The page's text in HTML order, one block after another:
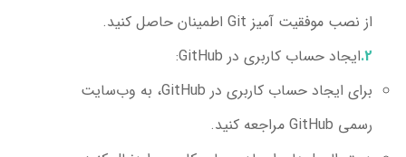
از نصب موفقیت آمیز Git اطمینان حاصل کنید.
ایجاد حساب کاربری در GitHub:
برای ایجاد حساب کاربری در GitHub، به وب‌سایت
رسمی GitHub مراجعه کنید.